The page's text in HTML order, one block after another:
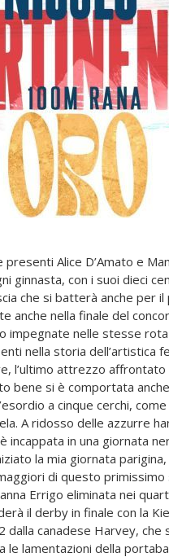
Alice D’Amato e
ginnasta, con i suoi dieci
che si batterà anche per il
anche nella finale del
nelle stesse
nella storia dell’artistica
l’ultimo attrezzo
bene si è comportata
a cinque cerchi,
A ridosso delle azzurre
incappata in una giornata
la mia giornata parigina,
di questo
Errigo eliminata nei
il derby in finale con la
canadese Harvey, che
lamentazioni della